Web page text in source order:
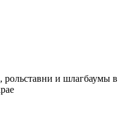
рольставни и шлагбаумы в